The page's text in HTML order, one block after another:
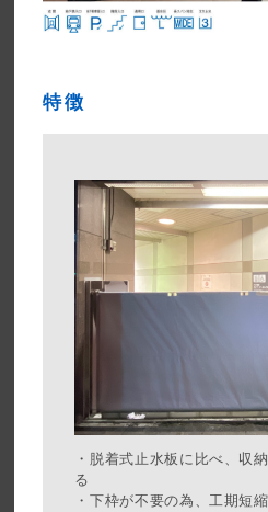
特徴
・脱着式止水板に比べ、収
る
・下枠が不要の為、工期短